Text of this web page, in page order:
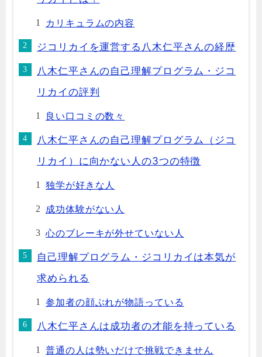
カリキュラムの内容
ジコリカイを運営する八木仁平さんの経歴
八木仁平さんの自己理解プログラム・ジコ
リカイの評判
良い口コミの数々
八木仁平さんの自己理解プログラム（ジコ
リカイ）に向かない人の3つの特徴
独学が好きな人
成功体験がない人
心のブレーキが外せていない人
自己理解プログラム・ジコリカイは本気が
求められる
参加者の顔ぶれが物語っている
八木仁平さんは成功者の才能を持っている
普通の人は勢いだけで挑戦できません